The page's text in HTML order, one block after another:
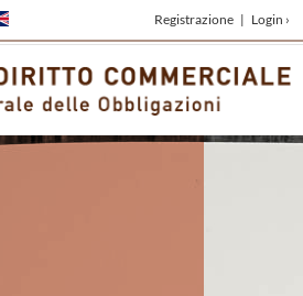
Registrazione | Login ›